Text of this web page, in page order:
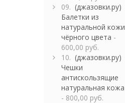
09. (джазовки.ру)
Балетки из
натуральной кожи
чёрного цвета -
600,00 руб.
10. (джазовки.ру)
Чешки
антискользящие
натуральная кожа
- 800,00 руб.